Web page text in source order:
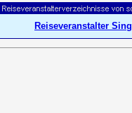
Reiseveranstalter